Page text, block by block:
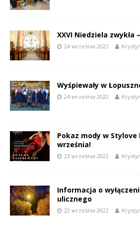
XXVI Niedziela zwykła
24 września 2022
Wyśpiewały w
24 września 2022
Pokaz mody w Stylove
września!
23 września 2022
Informacja o
ulicznego
22 września 2022